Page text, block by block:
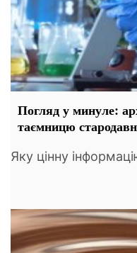
Погляд у минуле:
таємницю
Яку цінну